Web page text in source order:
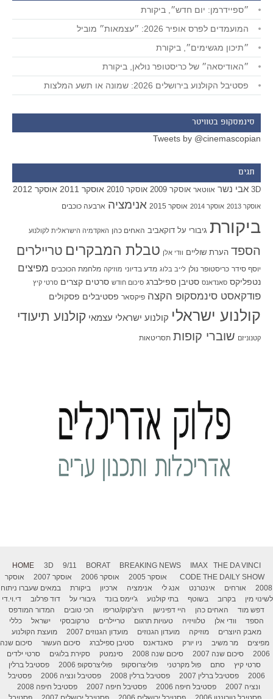
״ספיידרמן: יום חדש״, ביקורת
המועמדים לפרס אופיר 2026: ״עצמאות״ מוביל
״תיכון מגשימים״, ביקורת
״האודיסאה״ של כריסטופר נולאן, ביקורת
פסטיבל הקולנוע בירושלים 2026: שמונה או תשע המלצות
סינמסקופ בטוויטר
Tweets by @cinemascopian
תגים
3D אבי נשר אווטאר אוסקר 2009 אוסקר 2010 אוסקר 2011 אוסקר 2012
אוסקר 2013 אוסקר 2014 אוסקר 2015 אנימציה ארבעה כוכבים
ביקורת גיבורי על דוקאביב האחים כהן האקדמיה הישראלית לקולנוע
הספד הערת שוליים וודי אלן טבלת המבקרים טריילרים
יוסף סידר כריסטופר נולן לייב בלוג מדע בדיוני מוזיקה מלחמת הכוכבים מפיצים
נטפליקס סאנדאנס סטיבן ספילברג סיכום חודש סרטים קצרים סרטי קיץ
פודקאסט סינמסקופ הקצה פיקסאר פסטיבלים פסקולים
קולנוע ישראלי קולנוע ישראלי עצמאי קולנוע תיעודי
קטנוניזם שוברי קופות תסריטאות
HOME 3D 9/11 BORAT BREAKING NEWS IMAX
THE DA VINCI
CODE THE DAILY SHOW אוסקר 2005 אוסקר 2006 אוסקר 2007
אוסקר
2008
אורחים אינטרנט אנג לי אנימציה ארכיון ביקורת
במאים שעברו ניתוח
לשינוי מין
בקרוב בשוטף בתי קולנוע ג'יימס בונד גיבורי על דוד פרלוב
די.וי.די
דפש מוד
האחים כהן היי דפינישן היצ'קוק/טריפו הכי טובים
המדור המודפס
הספד
וודי אלן טלוויזיה טעויות תרגום טריילרים טרקובסקי ישראל
כללי
מאבק היוצרים
מוזיקה מועדון הגנוזים מועדון הגנוזים 2007
מועצת הקולנוע
מפיצים
מר משיב ניו יורק סאנדאנס סטיבן ספילברג סיכום העשור
סיכום שנה
2006
סיכום שנה 2007 סיכום שנה 2008 סינמטק סקירת בלוגים
סרטי ילדים
סרטי קיץ
סתם פול מקרטני פוליצרוסקופ פוליצרסקופ 2006
פסטיבל ברלין
2006
פסטיבל ברלין 2007 פסטיבל ברלין 2008 פסטיבל ונציה 2006
פסטיבל
ונציה 2007
פסטיבל חיפה 2006 פסטיבל חיפה 2007
פסטיבל חיפה 2008